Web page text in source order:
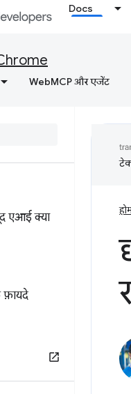
Docs
WebMCP और एजेंट
एआई क्या